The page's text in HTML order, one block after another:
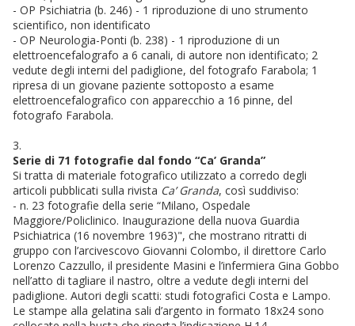
- OP Psichiatria (b. 246) - 1 riproduzione di uno strumento
scientifico, non identificato
- OP Neurologia-Ponti (b. 238) - 1 riproduzione di un
elettroencefalografo a 6 canali, di autore non identificato; 2
vedute degli interni del padiglione, del fotografo Farabola; 1
ripresa di un giovane paziente sottoposto a esame
elettroencefalografico con apparecchio a 16 pinne, del
fotografo Farabola.
3.
Serie di 71 fotografie dal fondo “Ca’ Granda”
Si tratta di materiale fotografico utilizzato a corredo degli
articoli pubblicati sulla rivista Ca’ Granda, così suddiviso:
- n. 23 fotografie della serie “Milano, Ospedale
Maggiore/Policlinico. Inaugurazione della nuova Guardia
Psichiatrica (16 novembre 1963)", che mostrano ritratti di
gruppo con l’arcivescovo Giovanni Colombo, il direttore Carlo
Lorenzo Cazzullo, il presidente Masini e l’infermiera Gina Gobbo
nell’atto di tagliare il nastro, oltre a vedute degli interni del
padiglione. Autori degli scatti: studi fotografici Costa e Lampo.
Le stampe alla gelatina sali d’argento in formato 18x24 sono